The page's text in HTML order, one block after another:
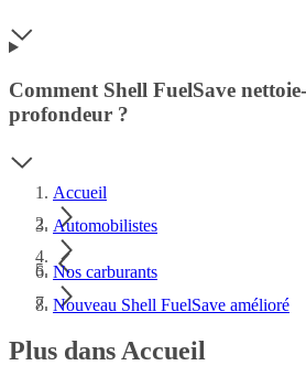
Comment Shell FuelSave
profondeur ?
Accueil
Automobilistes
Nos carburants
Nouveau Shell FuelSave amélioré
Plus dans Accueil